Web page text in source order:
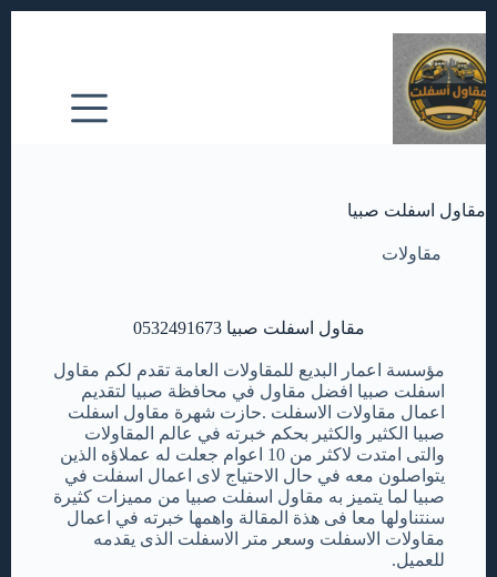
مقاول اسفلت صبيا
مقاولات
مقاول اسفلت صبيا 0532491673
مؤسسة اعمار البديع للمقاولات العامة تقدم لكم مقاول
اسفلت صبيا افضل مقاول في محافظة صبيا لتقديم
اعمال مقاولات الاسفلت .حازت شهرة مقاول اسفلت
صبيا الكثير والكثير بحكم خبرته في عالم المقاولات
والتى امتدت لاكثر من 10 اعوام جعلت له عملاؤه الذين
يتواصلون معه في حال الاحتياج لاى اعمال اسفلت في
صبيا لما يتميز به مقاول اسفلت صبيا من مميزات كثيرة
سنتناولها معا فى هذة المقالة واهمها خبرته في اعمال
مقاولات الاسفلت وسعر متر الاسفلت الذى يقدمه
للعميل.